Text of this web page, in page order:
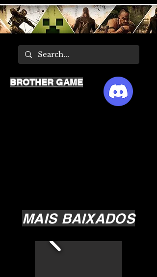
MAIS BAIXADOS
BROTHER GAME